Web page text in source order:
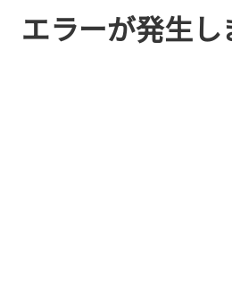
エラーが発生し